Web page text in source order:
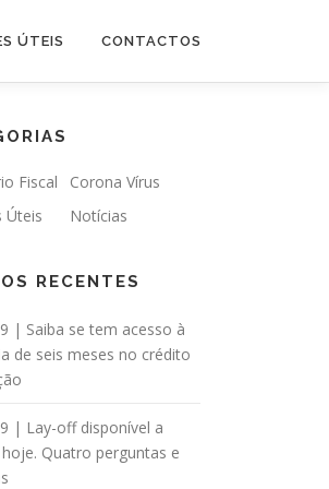
ÚTEIS CONTACTOS
Fiscal
Corona Vírus
Úteis
Notícias
RECENTES
| Saiba se tem acesso à
de seis meses no crédito
| Lay-off disponível a
Quatro perguntas e